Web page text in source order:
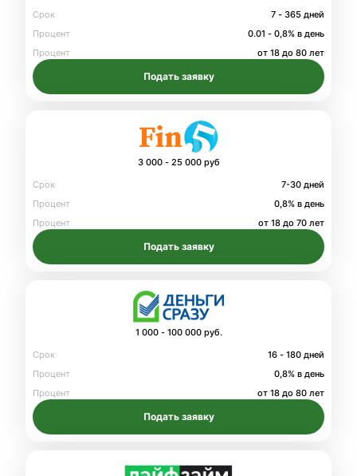
Срок
7 - 365 дней
Процент
0.01 - 0,8% в день
Процент
от 18 до 80 лет
Подать заявку
3 000 - 25 000 руб
Срок
7-30 дней
Процент
0,8% в день
Процент
от 18 до 70 лет
Подать заявку
1 000 - 100 000 руб.
Срок
16 - 180 дней
Процент
0,8% в день
Процент
от 18 до 80 лет
Подать заявку